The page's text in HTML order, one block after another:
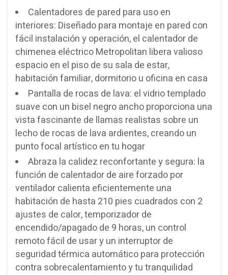
Calentadores de pared para uso en
interiores: Diseñado para montaje en pared con
fácil instalación y operación, el calentador de
chimenea eléctrico Metropolitan libera valioso
espacio en el piso de su sala de estar,
habitación familiar, dormitorio u oficina en casa
Pantalla de rocas de lava: el vidrio templado
suave con un bisel negro ancho proporciona una
vista fascinante de llamas realistas sobre un
lecho de rocas de lava ardientes, creando un
punto focal artístico en tu hogar
Abraza la calidez reconfortante y segura: la
función de calentador de aire forzado por
ventilador calienta eficientemente una
habitación de hasta 210 pies cuadrados con 2
ajustes de calor, temporizador de
encendido/apagado de 9 horas, un control
remoto fácil de usar y un interruptor de
seguridad térmica automático para protección
contra sobrecalentamiento y tu tranquilidad